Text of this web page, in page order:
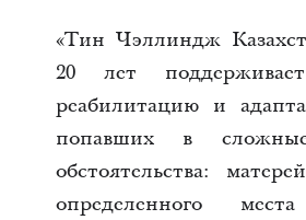
«Тин Чэллиндж
20 лет
реабилитацию и
попавших в
обстоятельства:
определенного